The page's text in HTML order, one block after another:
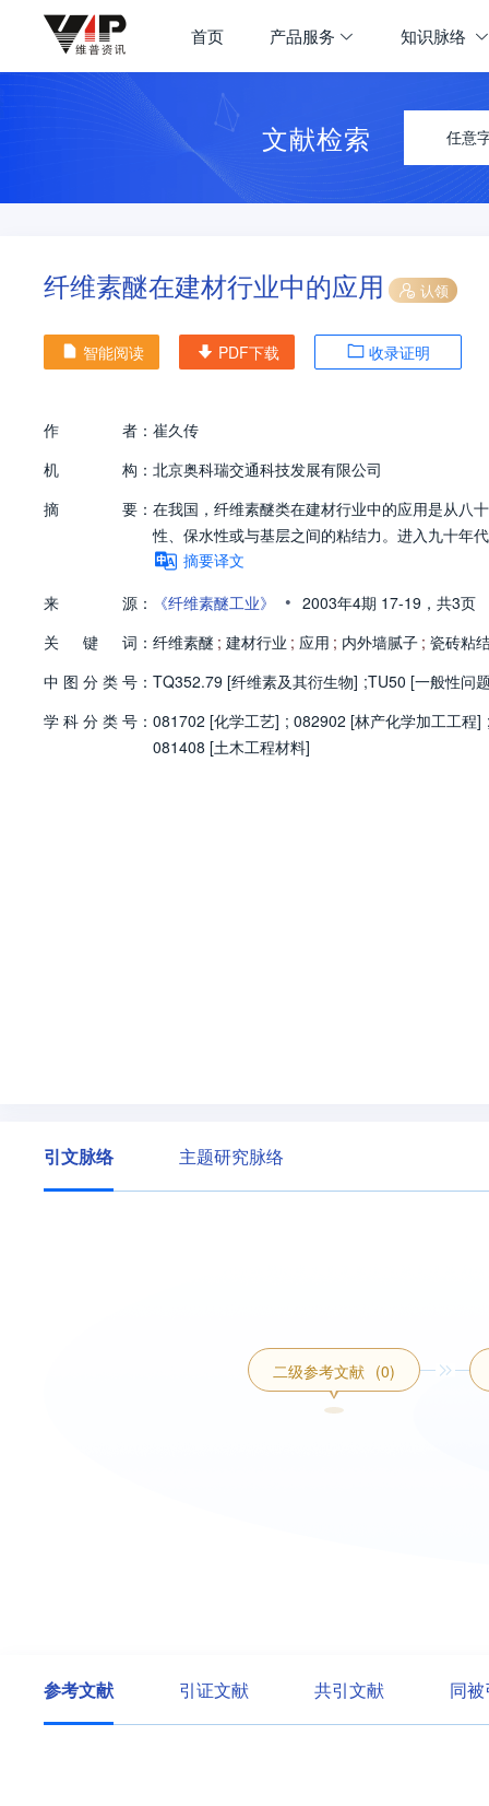
首页 产品服务 知识脉络
文献检索 任意
纤维素醚在建材行业中的应用 认领
智能阅读 PDF下载 收录证明
作 者： 崔久传
机
构： 北京奥科瑞交通科技发展有限公司
摘
要： 在我国，纤维素醚类在建材行业中的应用是从八
性、保水性或与基层之间的粘结力。进入九十年
摘要译文
来
源： 《纤维素醚工业》 • 2003年4期 17-19， 共3页
关
键 词： 纤维素醚 ; 建材行业 ; 应用 ; 内外墙腻子 ; 瓷砖粘
中 图 分 类 号： TQ352.79 [纤维素及其衍生物] ;TU50 [一般性问
学 科 分 类 号： 081702 [化学工艺] ; 082902 [林产化学加工工程]
081408 [土木工程材料]
引文脉络 主题研究脉络
二级参考文献 (0)
参考文献 引证文献 共引文献 同